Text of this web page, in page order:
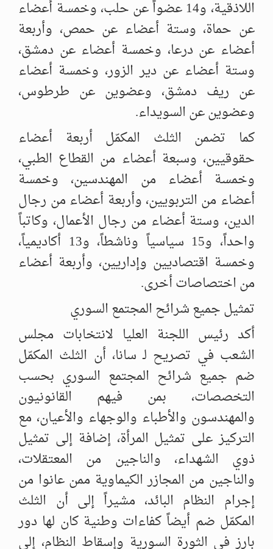
اللاذقية، و14 عضواً عن حلب، وخمسة أعضاء
عن حماة، وستة أعضاء عن ‌‏حمص، وأربعة
أعضاء عن درعا، وخمسة أعضاء عن دمشق،
وستة أعضاء عن دير ‌‏الزور، وخمسة أعضاء
عن ريف دمشق، وعضوين عن طرطوس،
وعضوين عن ‌‏السويداء.‏
كما تضمن الثلث المكمّل أربعة أعضاء
حقوقيين، وسبعة أعضاء من القطاع الطبي،
‌‏وخمسة أعضاء من المهندسين، وخمسة
أعضاء من التربويين، وأربعة أعضاء من رجال
‌‏الدين، وستة أعضاء من رجال الأعمال، وكاتباً
واحداً، و15 سياسياً وناشطاً، و13 ‌‏أكاديمياً،
وخمسة اقتصاديين وإداريين، وأربعة أعضاء
من اختصاصات أخرى.‏
تمثيل جميع شرائح المجتمع السوري
أكد رئيس اللجنة العليا لانتخابات مجلس
الشعب في تصريح لـ سانا، أن الثلث المكمّل
ضم ‌‏جميع شرائح المجتمع السوري بحسب
التخصصات، بمن فيهم القانونيون
والمهندسون ‌‏والأطباء والوجهاء والأعيان، مع
التركيز على تمثيل المرأة، إضافة إلى تمثيل
ذوي ‌‏الشهداء، والناجين من المعتقلات،
والناجين من المجازر الكيماوية ممن عانوا من
إجرام ‌‏النظام البائد، مشيراً إلى أن الثلث
المكمّل ضم أيضاً كفاءات وطنية كان لها دور
بارز في ‌‏الثورة السورية وإسقاط النظام، إلى